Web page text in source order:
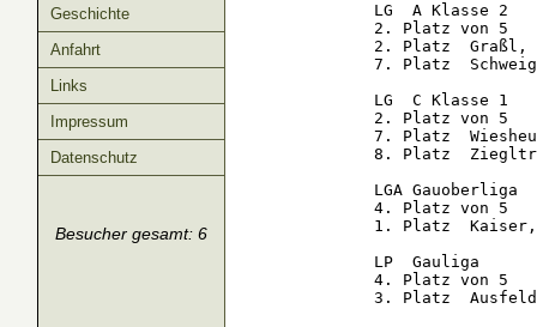
Geschichte
Anfahrt
Links
Impressum
Datenschutz
Besucher gesamt: 6
LG  A Klasse 2
2. Platz von 5
2. Platz  Graßl,
7. Platz
LG  C Klasse 1
2. Platz von 5
7. Platz
8. Platz
LGA Gauoberliga
4. Platz von 5
1. Platz
LP  Gauliga
4. Platz von 5